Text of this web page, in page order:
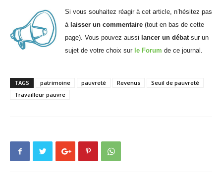
Si vous souhaitez réagir à cet article, n’hésitez pas
à laisser un commentaire (tout en bas de cette
page). Vous pouvez aussi lancer un débatsur un
sujet de votre choix sur le Forum de ce journal.
TAGS patrimoine pauvreté Revenus
Seuil de pauvreté
Travailleur pauvre